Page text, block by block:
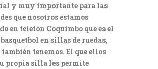
y muy importante para las
que nosotros estamos
en teletón Coquimbo que es el
en sillas de ruedas,
tenemos. El que ellos
propia silla les permite